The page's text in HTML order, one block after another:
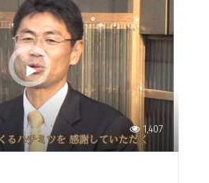
1,407